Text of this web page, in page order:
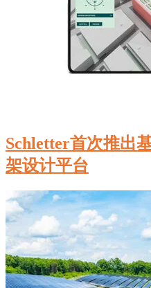
Schletter首次推出
架设计平台